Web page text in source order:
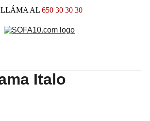
LLÁMA AL 650 30 30 30